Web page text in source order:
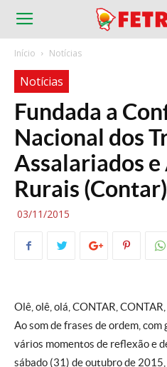
Início Notícias
Notícias
Fundada a
Nacional dos
Assalariados
Rurais (Contar)
03/11/2015
Olê, olê, olá, CONTAR,
Ao som de frases de ordem, com
vários momentos de reflexão e
sábado (31) de outubro de